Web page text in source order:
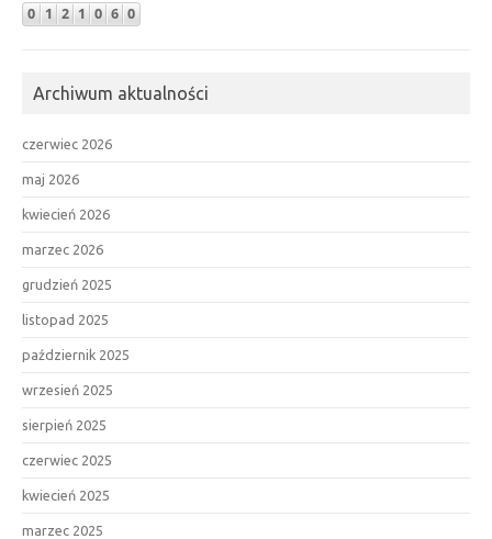
Archiwum aktualności
czerwiec 2026
maj 2026
kwiecień 2026
marzec 2026
grudzień 2025
listopad 2025
październik 2025
wrzesień 2025
sierpień 2025
czerwiec 2025
kwiecień 2025
marzec 2025